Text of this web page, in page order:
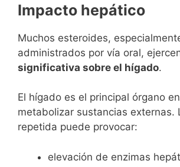
Impacto hepático
Muchos esteroides,
administrados por vía oral,
significativa sobre el hígado.
El hígado es el principal órgano
metabolizar sustancias externas.
repetida puede provocar:
elevación de enzimas